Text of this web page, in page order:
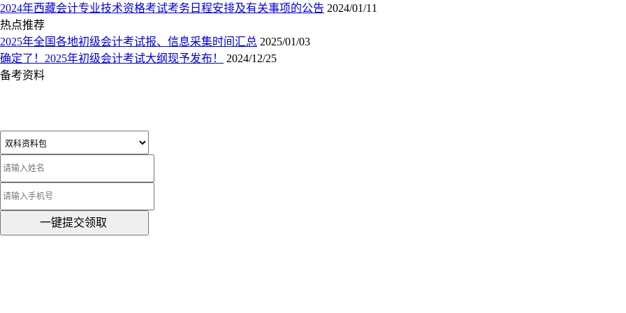
2024年西藏会计专业技术资格考试考务日程安排及有关事项的公告 2024/01/11
热点推荐
2025年全国各地初级会计考试报、信息采集时间汇总 2025/01/03
确定了！2025年初级会计考试大纲现予发布！
2024/12/25
备考资料
一键提交领取